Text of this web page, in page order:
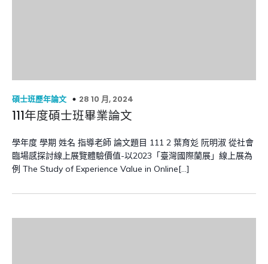
碩士班歷年論文 28 10 月, 2024
111年度碩士班畢業論文
學年度 學期 姓名 指導老師 論文題目 111 2 葉育彣 阮明淑 從社會
臨場感探討線上展覽體驗價值-以2023「臺灣國際蘭展」線上展為
例 The Study of Experience Value in Online[…]